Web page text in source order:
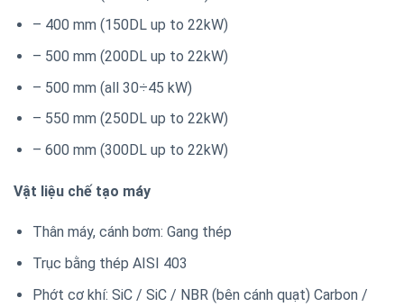
– 400 mm (150DL up to 22kW)
– 500 mm (200DL up to 22kW)
– 500 mm (all 30÷45 kW)
– 550 mm (250DL up to 22kW)
– 600 mm (300DL up to 22kW)
Vật liệu chế tạo máy
Thân máy, cánh bơm: Gang thép
Trục bằng thép AISI 403
Phớt cơ khí: SiC / SiC / NBR (bên cánh quạt) Carbon /